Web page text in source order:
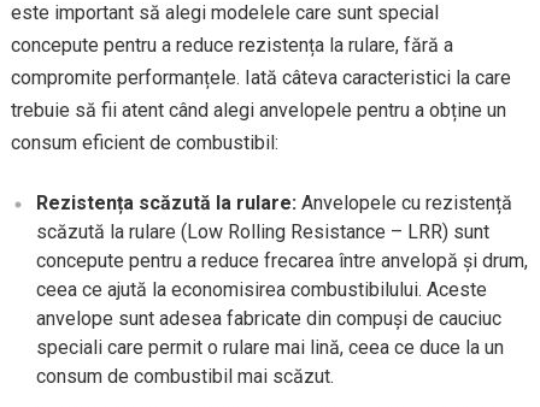
este important să alegi modelele care sunt special
concepute pentru a reduce rezistența la rulare, fără a
compromite performanțele. Iată câteva caracteristici la care
trebuie să fii atent când alegi anvelopele pentru a obține un
consum eficient de combustibil:
Rezistența scăzută la rulare: Anvelopele cu rezistență
scăzută la rulare (Low Rolling Resistance – LRR) sunt
concepute pentru a reduce frecarea între anvelopă și drum,
ceea ce ajută la economisirea combustibilului. Aceste
anvelope sunt adesea fabricate din compuși de cauciuc
speciali care permit o rulare mai lină, ceea ce duce la un
consum de combustibil mai scăzut.